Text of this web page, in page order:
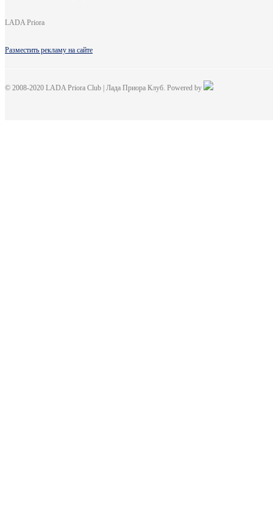
LADA Priora
Разместить рекламу на сайте
© 2008-2020 LADA Priora Club | Лада Приора Клуб. Powered by